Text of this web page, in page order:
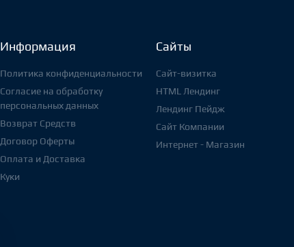
Информация
Политика конфиденциальности
Согласие на обработку
персональных данных
Возврат Средств
Договор Оферты
Оплата и Доставка
Куки
Сайты
Сайт-визитка
HTML Лендинг
Лендинг Пейдж
Сайт Компании
Интернет - Магазин